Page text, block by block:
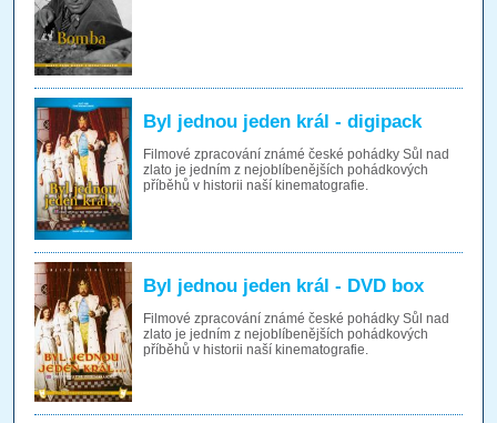
Byl jednou jeden král - digipack
Filmové zpracování známé české pohádky Sůl nad
zlato je jedním z nejoblíbenějších pohádkových
příběhů v historii naší kinematografie.
Byl jednou jeden král - DVD box
Filmové zpracování známé české pohádky Sůl nad
zlato je jedním z nejoblíbenějších pohádkových
příběhů v historii naší kinematografie.